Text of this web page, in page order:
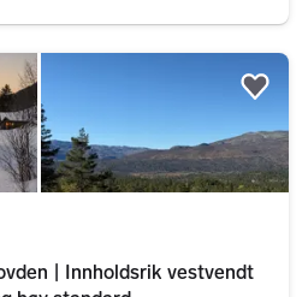
| Innholdsrik vestvendt